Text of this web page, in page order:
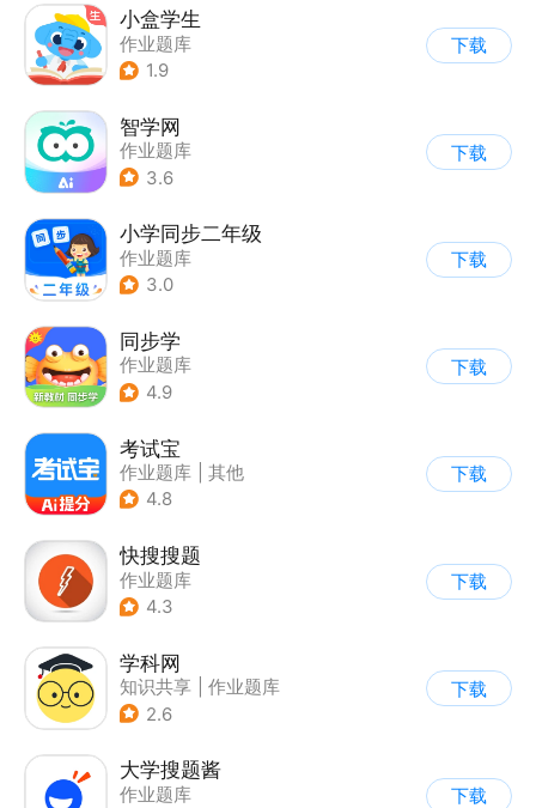
小盒学生
作业题库
1.9
下载
智学网
作业题库
3.6
下载
小学同步二年级
作业题库
3.0
下载
同步学
作业题库
4.9
下载
考试宝
作业题库
其他
4.8
下载
快搜搜题
作业题库
4.3
下载
学科网
知识共享
作业题库
2.6
下载
大学搜题酱
作业题库
下载